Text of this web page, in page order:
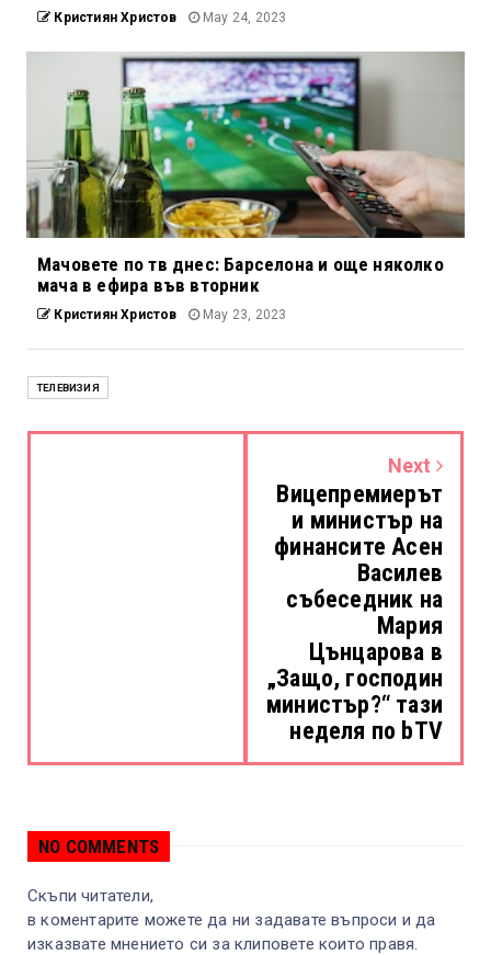
Кристиян Христов May 24, 2023
Мачовете по тв днес: Барселона и още няколко
мача в ефира във вторник
Кристиян Христов May 23, 2023
ТЕЛЕВИЗИЯ
Next
Вицепремиерът
и министър на
финансите Асен
Василев
събеседник на
Мария
Цънцарова в
„Защо, господин
министър?“ тази
неделя по bTV
NO COMMENTS
Скъпи читатели,
в коментарите можете да ни задавате въпроси и да
изказвате мнението си за клиповете които правя.